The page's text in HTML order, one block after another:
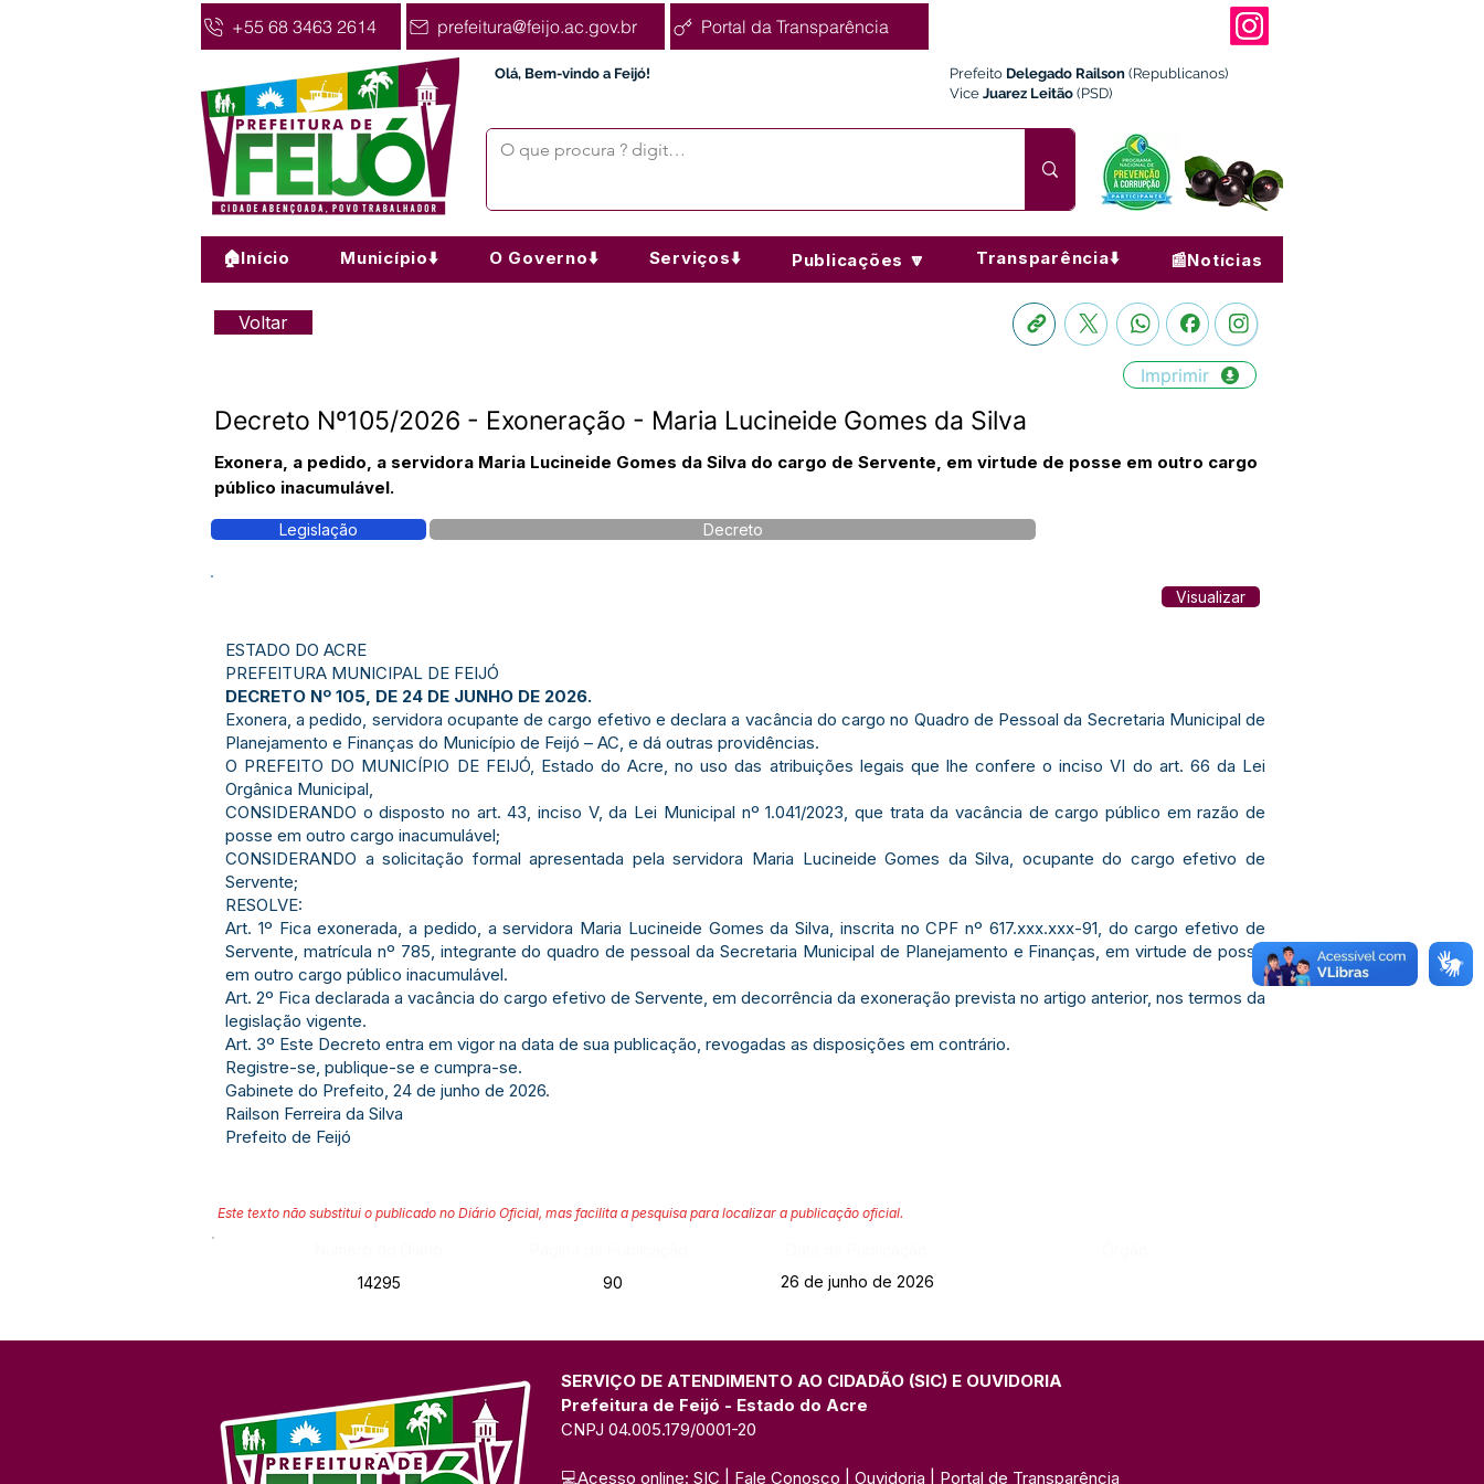
+55 68 3463 2614 prefeitura@feijo.ac.gov.br Portal da Transparência
Olá, Bem-vindo a Feijó! Prefeito Delegado Railson (Republicanos)
Vice Juarez Leitão (PSD)
🏠Início Município⬇️ O Governo⬇️ Serviços⬇️ Publicações 🔽 Transparência⬇️ 📰Notícias
Voltar
Imprimir
Decreto Nº105/2026 - Exoneração - Maria Lucineide Gomes da Silva
Exonera, a pedido, a servidora Maria Lucineide Gomes da Silva do cargo de Servente, em virtude de posse em outro cargo
público inacumulável.
Legislação Decreto
Visualizar
ESTADO DO ACRE
PREFEITURA MUNICIPAL DE FEIJÓ
DECRETO Nº 105, DE 24 DE JUNHO DE 2026.
Exonera, a pedido, servidora ocupante de cargo efetivo e declara a vacância do cargo no Quadro de Pessoal da Secretaria Municipal de
Planejamento e Finanças do Município de Feijó – AC, e dá outras providências.
O PREFEITO DO MUNICÍPIO DE FEIJÓ, Estado do Acre, no uso das atribuições legais que lhe confere o inciso VI do art. 66 da Lei
Orgânica Municipal,
CONSIDERANDO o disposto no art. 43, inciso V, da Lei Municipal nº 1.041/2023, que trata da vacância de cargo público em razão de
posse em outro cargo inacumulável;
CONSIDERANDO a solicitação formal apresentada pela servidora Maria Lucineide Gomes da Silva, ocupante do cargo efetivo de
Servente;
RESOLVE:
Art. 1º Fica exonerada, a pedido, a servidora Maria Lucineide Gomes da Silva, inscrita no CPF nº 617.xxx.xxx-91, do cargo efetivo de
Servente, matrícula nº 785, integrante do quadro de pessoal da Secretaria Municipal de Planejamento e Finanças, em virtude de posse
em outro cargo público inacumulável.
Art. 2º Fica declarada a vacância do cargo efetivo de Servente, em decorrência da exoneração prevista no artigo anterior, nos termos da
legislação vigente.
Art. 3º Este Decreto entra em vigor na data de sua publicação, revogadas as disposições em contrário.
Registre-se, publique-se e cumpra-se.
Gabinete do Prefeito, 24 de junho de 2026.
Railson Ferreira da Silva
Prefeito de Feijó
Este texto não substitui o publicado no Diário Oficial, mas facilita a pesquisa para localizar a publicação oficial.
14295
90 26 de junho de 2026
SERVIÇO DE ATENDIMENTO AO CIDADÃO (SIC) E OUVIDORIA
Prefeitura de Feijó - Estado do Acre
CNPJ 04.005.179/0001-20
💻Acesso online: SIC Fale Conosco Ouvidoria Portal de Transparência